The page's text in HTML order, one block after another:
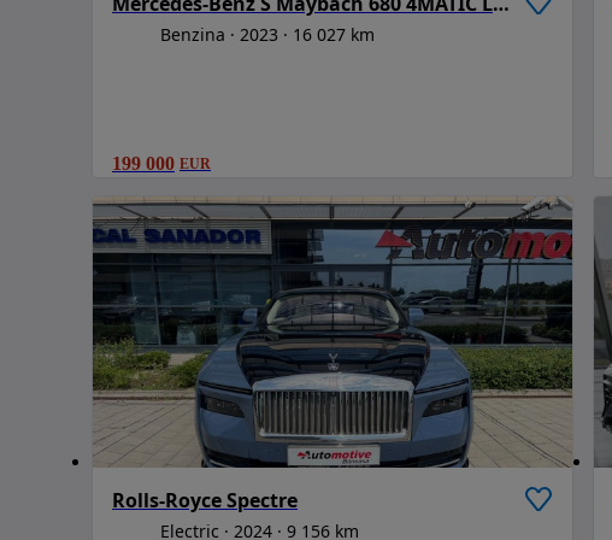
Benzina 2023 16 027 km
199 000 EUR
Rolls-Royce Spectre
Electric 2024 9 156 km